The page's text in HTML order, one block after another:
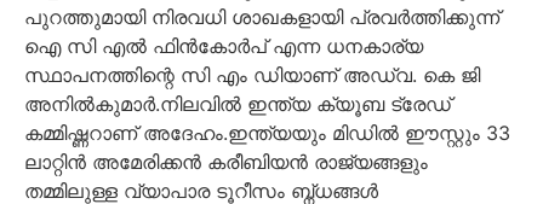
പുറത്തുമായി നിരവധി ശാഖകളായി പ്രവര്‍ത്തിക്കുന്ന്
ഐ സി എല്‍ ഫിന്‍കോര്‍പ് എന്ന ധനകാര്യ
സ്ഥാപനത്തിന്റെ സി എം ഡിയാണ് അഡ്വ. കെ ജി
അനില്‍കുമാര്‍.നിലവില്‍ ഇന്ത്യ ക്യൂബ ട്രേഡ്
കമ്മിഷ്ണറാണ് അദേഹം.ഇന്ത്യയും മിഡില്‍ ഈസ്റ്റും 33
ലാറ്റിന്‍ അമേരിക്കന്‍ കരീബിയന്‍ രാജ്യങ്ങളും
തമ്മിലുള്ള വ്യാപാര ടൂറീസം ബ്ന്ധങ്ങള്‍